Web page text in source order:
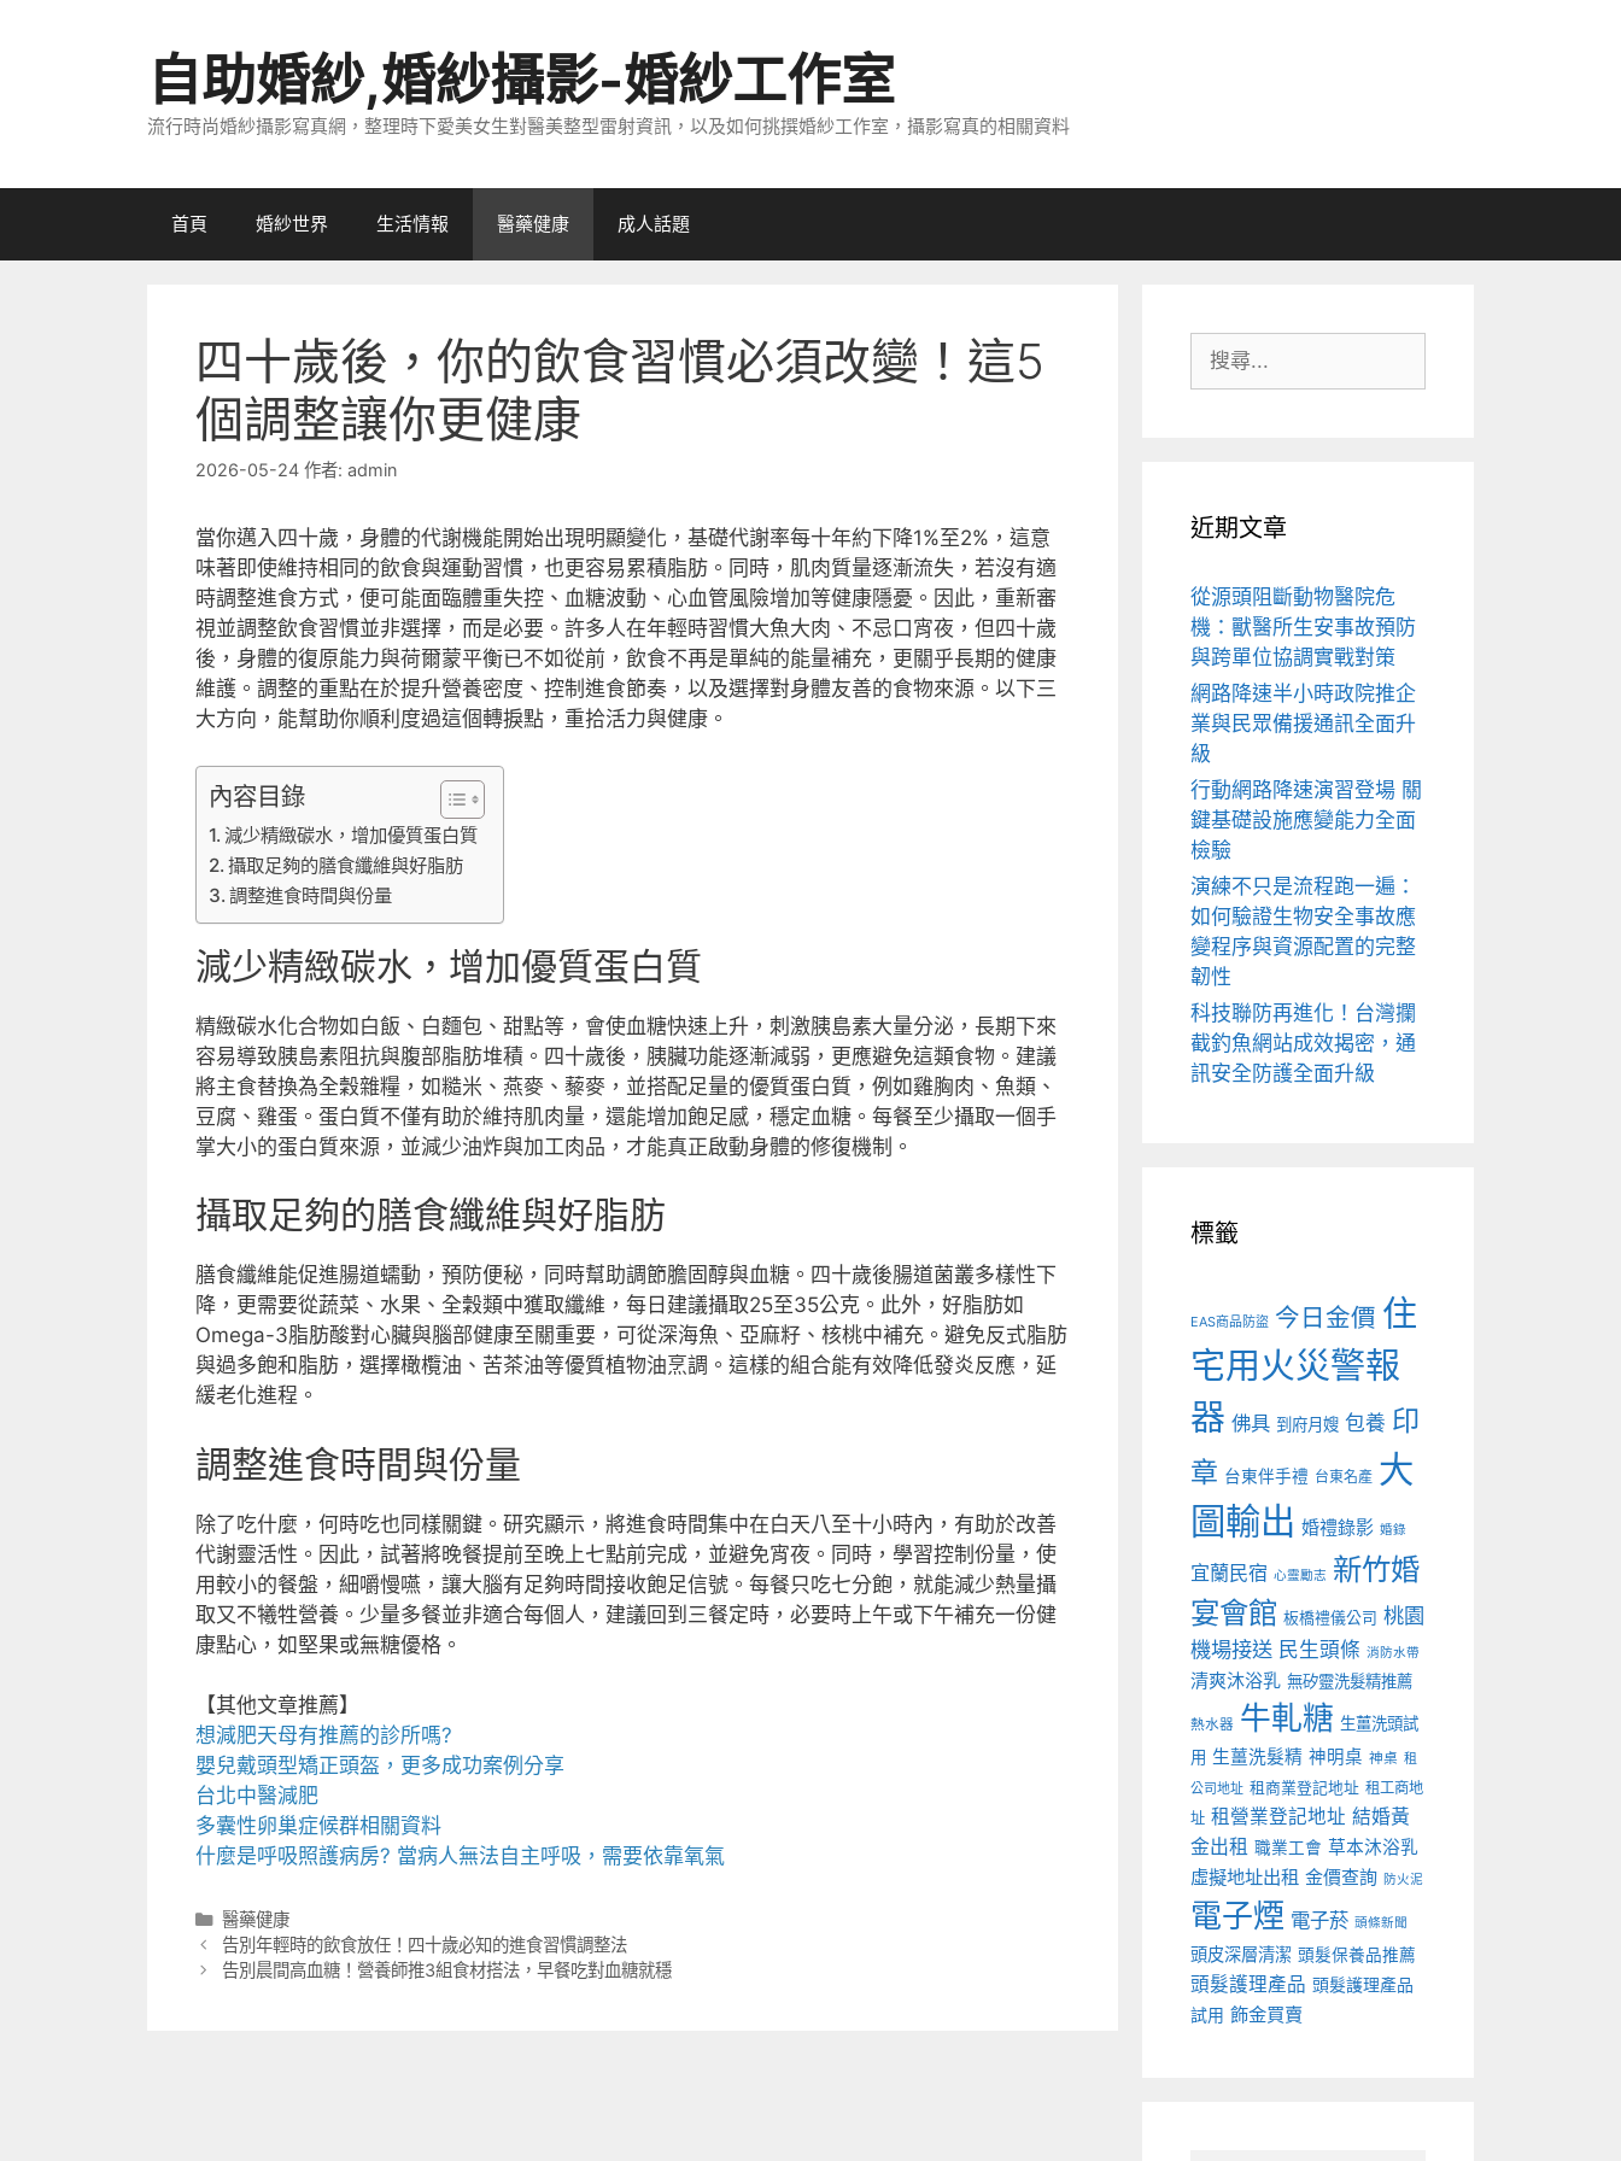
自助婚紗,婚紗攝影-婚紗工作室
流行時尚婚紗攝影寫真網，整理時下愛美女生對醫美整型雷射資訊，以及如何挑撰婚紗工作室，攝影寫真的相關資料
首頁 婚紗世界 生活情報 醫藥健康 成人話題
四十歲後，你的飲食習慣必須改變！這5
個調整讓你更健康
2026-05-24 作者: admin
當你邁入四十歲，身體的代謝機能開始出現明顯變化，基礎代謝率每十年約下降1%至2%，這意
味著即使維持相同的飲食與運動習慣，也更容易累積脂肪。同時，肌肉質量逐漸流失，若沒有適
時調整進食方式，便可能面臨體重失控、血糖波動、心血管風險增加等健康隱憂。因此，重新審
視並調整飲食習慣並非選擇，而是必要。許多人在年輕時習慣大魚大肉、不忌口宵夜，但四十歲
後，身體的復原能力與荷爾蒙平衡已不如從前，飲食不再是單純的能量補充，更關乎長期的健康
維護。調整的重點在於提升營養密度、控制進食節奏，以及選擇對身體友善的食物來源。以下三
大方向，能幫助你順利度過這個轉捩點，重拾活力與健康。
內容目錄
減少精緻碳水，增加優質蛋白質
攝取足夠的膳食纖維與好脂肪
調整進食時間與份量
減少精緻碳水，增加優質蛋白質
精緻碳水化合物如白飯、白麵包、甜點等，會使血糖快速上升，刺激胰島素大量分泌，長期下來
容易導致胰島素阻抗與腹部脂肪堆積。四十歲後，胰臟功能逐漸減弱，更應避免這類食物。建議
將主食替換為全穀雜糧，如糙米、燕麥、藜麥，並搭配足量的優質蛋白質，例如雞胸肉、魚類、
豆腐、雞蛋。蛋白質不僅有助於維持肌肉量，還能增加飽足感，穩定血糖。每餐至少攝取一個手
掌大小的蛋白質來源，並減少油炸與加工肉品，才能真正啟動身體的修復機制。
攝取足夠的膳食纖維與好脂肪
膳食纖維能促進腸道蠕動，預防便秘，同時幫助調節膽固醇與血糖。四十歲後腸道菌叢多樣性下
降，更需要從蔬菜、水果、全穀類中獲取纖維，每日建議攝取25至35公克。此外，好脂肪如
Omega-3脂肪酸對心臟與腦部健康至關重要，可從深海魚、亞麻籽、核桃中補充。避免反式脂肪
與過多飽和脂肪，選擇橄欖油、苦茶油等優質植物油烹調。這樣的組合能有效降低發炎反應，延
緩老化進程。
調整進食時間與份量
除了吃什麼，何時吃也同樣關鍵。研究顯示，將進食時間集中在白天八至十小時內，有助於改善
代謝靈活性。因此，試著將晚餐提前至晚上七點前完成，並避免宵夜。同時，學習控制份量，使
用較小的餐盤，細嚼慢嚥，讓大腦有足夠時間接收飽足信號。每餐只吃七分飽，就能減少熱量攝
取又不犧牲營養。少量多餐並非適合每個人，建議回到三餐定時，必要時上午或下午補充一份健
康點心，如堅果或無糖優格。
【其他文章推薦】
想減肥天母有推薦的診所嗎?
嬰兒戴頭型矯正頭盔，更多成功案例分享
台北中醫減肥
多囊性卵巢症候群相關資料
什麼是呼吸照護病房? 當病人無法自主呼吸，需要依靠氧氣
分
類
醫藥健康
告別年輕時的飲食放任！四十歲必知的進食習慣調整法
告別晨間高血糖！營養師推3組食材搭法，早餐吃對血糖就穩
尋:
近期文章
從源頭阻斷動物醫院危
機：獸醫所生安事故預防
與跨單位協調實戰對策
網路降速半小時政院推企
業與民眾備援通訊全面升
級
行動網路降速演習登場 關
鍵基礎設施應變能力全面
檢驗
演練不只是流程跑一遍：
如何驗證生物安全事故應
變程序與資源配置的完整
韌性
科技聯防再進化！台灣攔
截釣魚網站成效揭密，通
訊安全防護全面升級
標籤
EAS商品防盜 今日金價 住
宅用火災警報
器 佛具 到府月嫂 包養 印
章 台東伴手禮 台東名產 大
圖輸出 婚禮錄影 婚錄
宜蘭民宿 心靈勵志 新竹婚
宴會館 板橋禮儀公司 桃園
機場接送 民生頭條 消防水帶
清爽沐浴乳 無矽靈洗髮精推薦
熱水器 牛軋糖 生薑洗頭試
用 生薑洗髮精 神明桌 神桌 租
公司地址 租商業登記地址 租工商地
址 租營業登記地址 結婚黃
金出租 職業工會 草本沐浴乳
虛擬地址出租 金價查詢 防火泥
電子煙 電子菸 頭條新聞
頭皮深層清潔 頭髮保養品推薦
頭髮護理產品 頭髮護理產品
試用 飾金買賣